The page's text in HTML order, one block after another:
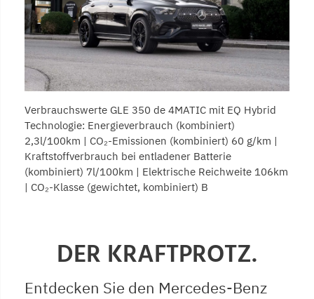
Verbrauchswerte GLE 350 de 4MATIC mit EQ Hybrid
Technologie: Energieverbrauch (kombiniert)
2,3l/100km | CO₂-Emissionen (kombiniert) 60 g/km |
Kraftstoffverbrauch bei entladener Batterie
(kombiniert) 7l/100km | Elektrische Reichweite 106km
| CO₂-Klasse (gewichtet, kombiniert) B
DER KRAFTPROTZ.
Entdecken Sie den Mercedes-Benz